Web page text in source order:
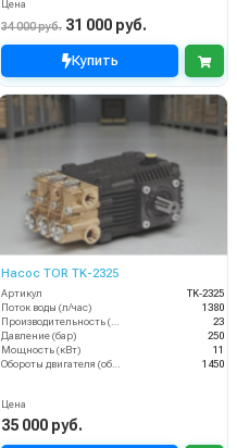
Цена
34 000 руб. 31 000 руб.
Купить
Насос TOR TK-2325
Артикул
TK-2325
Поток воды (л/час)
1380
Производительность (л/мин)
23
Давление (бар)
250
Мощность (кВт)
11
Обороты двигателя (об/мин)
1450
Цена
35 000 руб.